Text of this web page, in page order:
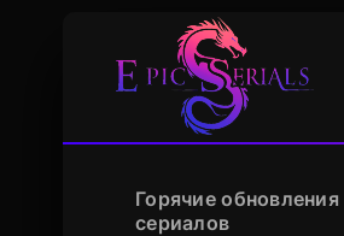
Горячие обновления
сериалов